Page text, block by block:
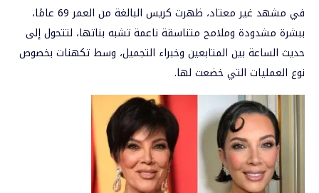
في مشهد غير معتاد، ظهرت كريس البالغة من العمر 69 عامًا،
ببشرة مشدودة وملامح متناسقة ناعمة تشبه بناتها، لتتحول إلى
حديث الساعة بين المتابعين وخبراء التجميل، وسط تكهنات بخصوص
نوع العمليات التي خضعت لها.